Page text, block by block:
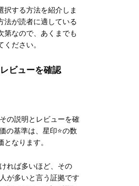
択する方法を紹介しま
法が読者に適している
第なので、あくまでも
ください。
ビューを確認
の説明とレビューを確
の基準は、星印⭐️の数
となります。
れば多いほど、その
が多いと言う証拠です